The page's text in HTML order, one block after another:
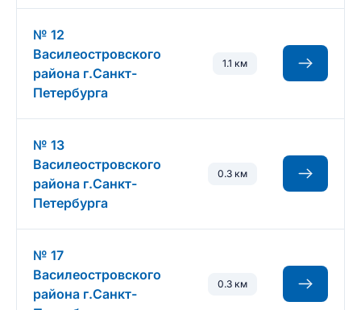
№ 12
Василеостровского
района г.Санкт-
Петербурга
1.1 км
№ 13
Василеостровского
района г.Санкт-
Петербурга
0.3 км
№ 17
Василеостровского
района г.Санкт-
0.3 км